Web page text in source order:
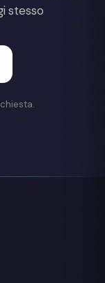
stesso